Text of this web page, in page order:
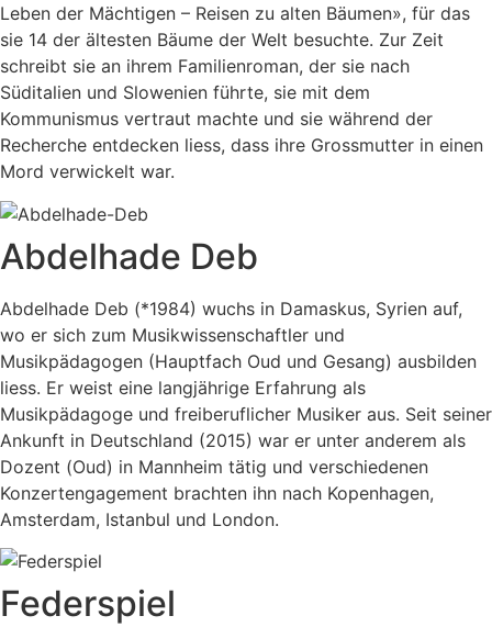
Leben der Mächtigen – Reisen zu alten Bäumen», für das
sie 14 der ältesten Bäume der Welt besuchte. Zur Zeit
schreibt sie an ihrem Familienroman, der sie nach
Süditalien und Slowenien führte, sie mit dem
Kommunismus vertraut machte und sie während der
Recherche entdecken liess, dass ihre Grossmutter in einen
Mord verwickelt war.
Abdelhade Deb
Abdelhade Deb (*1984) wuchs in Damaskus, Syrien auf,
wo er sich zum Musikwissenschaftler und
Musikpädagogen (Hauptfach Oud und Gesang) ausbilden
liess. Er weist eine langjährige Erfahrung als
Musikpädagoge und freiberuflicher Musiker aus. Seit seiner
Ankunft in Deutschland (2015) war er unter anderem als
Dozent (Oud) in Mannheim tätig und verschiedenen
Konzertengagement brachten ihn nach Kopenhagen,
Amsterdam, Istanbul und London.
Federspiel